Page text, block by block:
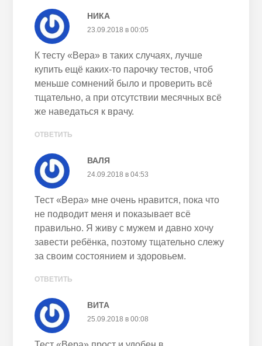
НИКА
23.09.2018 в 00:05
К тесту «Вера» в таких случаях, лучше
купить ещё каких-то парочку тестов, чтоб
меньше сомнений было и проверить всё
тщательно, а при отсутствии месячных всё
же наведаться к врачу.
ОТВЕТИТЬ
ВАЛЯ
24.09.2018 в 04:53
Тест «Вера» мне очень нравится, пока что
не подводит меня и показывает всё
правильно. Я живу с мужем и давно хочу
завести ребёнка, поэтому тщательно слежу
за своим состоянием и здоровьем.
ОТВЕТИТЬ
ВИТА
25.09.2018 в 00:08